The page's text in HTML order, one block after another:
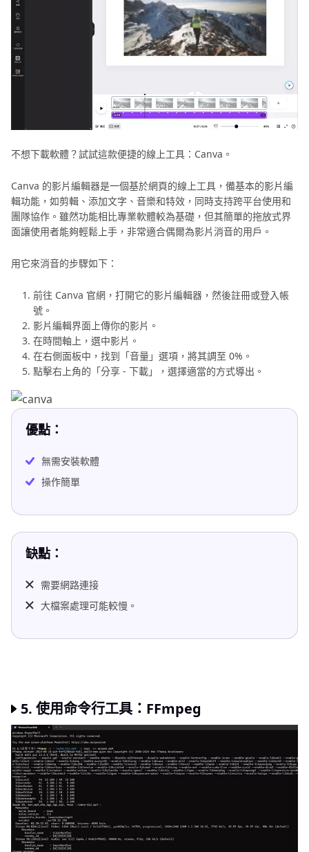
不想下載軟體？試試這款便捷的線上工具：Canva。
Canva 的影片編輯器是一個基於網頁的線上工具，備基本的影片編
輯功能，如剪輯、添加文字、音樂和特效，同時支持跨平台使用和
團隊協作。雖然功能相比專業軟體較為基礎，但其簡單的拖放式界
面讓使用者能夠輕鬆上手，非常適合偶爾為影片消音的用戶。
用它來消音的步驟如下：
前往 Canva 官網，打開它的影片編輯器，然後註冊或登入帳
號。
影片編輯界面上傳你的影片。
在時間軸上，選中影片。
在右側面板中，找到「音量」選項，將其調至 0%。
點擊右上角的「分享 - 下載」，選擇適當的方式導出。
優點：
無需安裝軟體
操作簡單
缺點：
需要網路連接
大檔案處理可能較慢。
5. 使用命令行工具：FFmpeg